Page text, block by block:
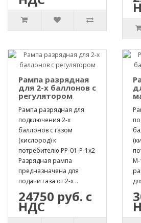
Рампа разрядная
для 2-х баллонов с
регулятором
Рампа разрядная для
подключения 2-х
баллонов с газом
(кислород) к
потребителю РР-01-Р-1х2
Разрядная рампа
предназначена для
подачи газа от 2-х ..
24750 руб. с
НДС
М-